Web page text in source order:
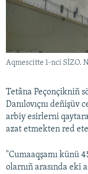
Aqmescitte 1-nci SİZO.
Tetâna Peçonçikniñ
Danılovıçnı deñişüv
arbiy esirlerni
azat etmekten red
"Cumaaqşamı künü
olarnıñ arasında eki